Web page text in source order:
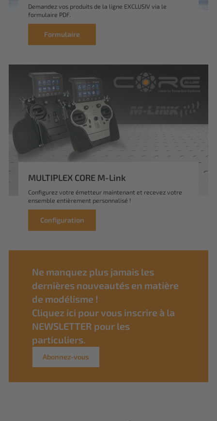
Demandez vos produits de la ligne EXCLUSIV via le
formulaire PDF.
Formulaire
MULTIPLEX CORE M-Link
Configurez votre émetteur maintenant et recevez votre
ensemble entièrement personnalisé !
Configuration
Ne manquez plus jamais les
dernières nouveautés en matière
de modélisme !
Cliquez ici pour vous inscrire à la
NEWSLETTER pour les
particuliers.
Abonnez-vous